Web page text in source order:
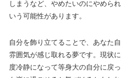
しまうなど、やめたいのにやめら
いう可能性があります。
自分を飾り立てることで、あなた
雰囲気が感じ取れる夢です。現状
度冷静になって等身大の自分に戻